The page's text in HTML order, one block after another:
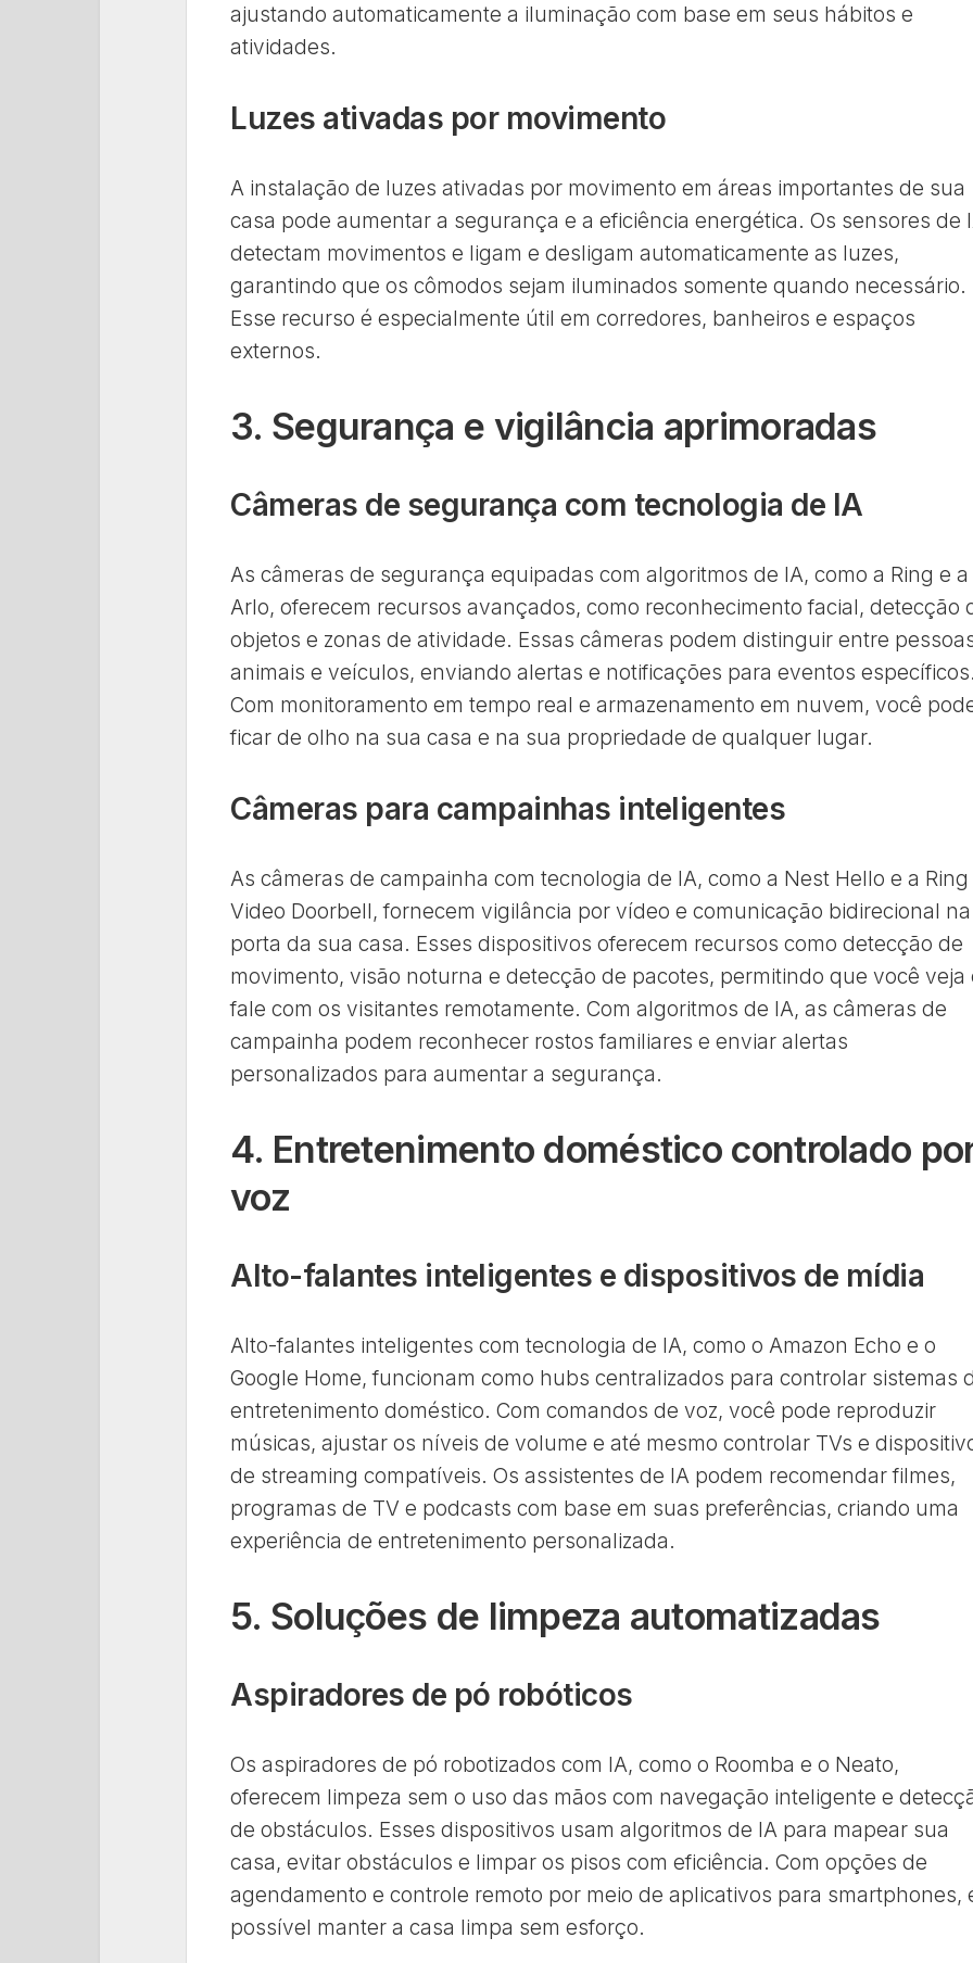
ajustando automaticamente a iluminação com base em seus hábitos e
atividades.
Luzes ativadas por movimento
A instalação de luzes ativadas por movimento em áreas importantes de sua
casa pode aumentar a segurança e a eficiência energética. Os sensores de
detectam movimentos e ligam e desligam automaticamente as luzes,
garantindo que os cômodos sejam iluminados somente quando necessário.
Esse recurso é especialmente útil em corredores, banheiros e espaços
externos.
3. Segurança e vigilância aprimoradas
Câmeras de segurança com tecnologia de IA
As câmeras de segurança equipadas com algoritmos de IA, como a Ring e a
Arlo, oferecem recursos avançados, como reconhecimento facial, detecção
objetos e zonas de atividade. Essas câmeras podem distinguir entre
animais e veículos, enviando alertas e notificações para eventos
Com monitoramento em tempo real e armazenamento em nuvem, você
ficar de olho na sua casa e na sua propriedade de qualquer lugar.
Câmeras para campainhas inteligentes
As câmeras de campainha com tecnologia de IA, como a Nest Hello e a Ring
Video Doorbell, fornecem vigilância por vídeo e comunicação bidirecional na
porta da sua casa. Esses dispositivos oferecem recursos como detecção de
movimento, visão noturna e detecção de pacotes, permitindo que você veja
fale com os visitantes remotamente. Com algoritmos de IA, as câmeras de
campainha podem reconhecer rostos familiares e enviar alertas
personalizados para aumentar a segurança.
4. Entretenimento doméstico controlado
voz
Alto-falantes inteligentes e dispositivos de mídia
Alto-falantes inteligentes com tecnologia de IA, como o Amazon Echo e o
Google Home, funcionam como hubs centralizados para controlar sistemas
entretenimento doméstico. Com comandos de voz, você pode reproduzir
músicas, ajustar os níveis de volume e até mesmo controlar TVs e
de streaming compatíveis. Os assistentes de IA podem recomendar filmes,
programas de TV e podcasts com base em suas preferências, criando uma
experiência de entretenimento personalizada.
5. Soluções de limpeza automatizadas
Aspiradores de pó robóticos
Os aspiradores de pó robotizados com IA, como o Roomba e o Neato,
oferecem limpeza sem o uso das mãos com navegação inteligente e
de obstáculos. Esses dispositivos usam algoritmos de IA para mapear sua
casa, evitar obstáculos e limpar os pisos com eficiência. Com opções de
agendamento e controle remoto por meio de aplicativos para smartphones,
possível manter a casa limpa sem esforço.